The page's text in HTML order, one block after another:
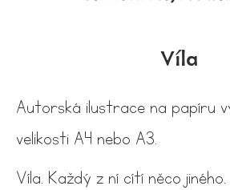
Víla
Autorská ilustrace na papíru
velikosti A4 nebo A3.
Víla. Každý z ní cítí něco